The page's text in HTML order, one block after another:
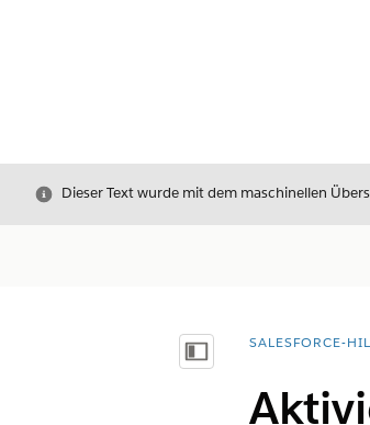
Schließen
Dieser Text wurde mit dem maschinellen
Inhalt anzeigenSie befinden
SALESFORCE-